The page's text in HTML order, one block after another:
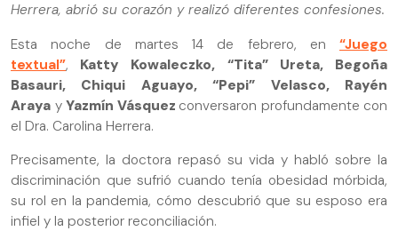
Herrera, abrió su corazón y realizó diferentes confesiones.
Esta noche de martes 14 de febrero, en “Juego
textual”, Katty Kowaleczko, “Tita” Ureta, Begoña
Basauri, Chiqui Aguayo, “Pepi” Velasco, Rayén
Araya y Yazmín Vásquez conversaron profundamente con
el Dra. Carolina Herrera.
Precisamente, la doctora repasó su vida y habló sobre la
discriminación que sufrió cuando tenía obesidad mórbida,
su rol en la pandemia, cómo descubrió que su esposo era
infiel y la posterior reconciliación.